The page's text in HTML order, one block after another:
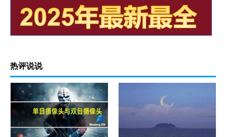
热评说说